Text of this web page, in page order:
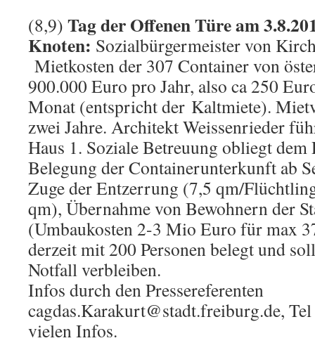
(8,9) Tag der Offenen Türe am
Knoten: Sozialbürgermeister von
Mietkosten der 307 Container von
900.000 Euro pro Jahr, also ca 250
Monat (entspricht der Kaltmiete).
zwei Jahre. Architekt Weissenrieder
Haus 1. Soziale Betreuung obliegt dem
Belegung der Containerunterkunft ab
Zuge der Entzerrung (7,5 qm/
qm), Übernahme von Bewohnern der
(Umbaukosten 2-3 Mio Euro für max
derzeit mit 200 Personen belegt und
Notfall verbleiben.
Infos durch den Pressereferenten
cagdas.Karakurt@stadt.freiburg.de,
vielen Infos.